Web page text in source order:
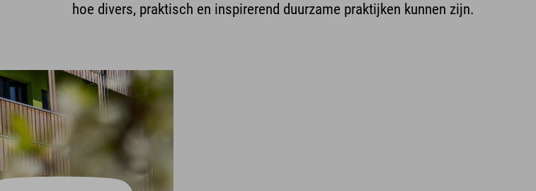
hoe divers, praktisch en inspirerend duurzame praktijken kunnen zijn.